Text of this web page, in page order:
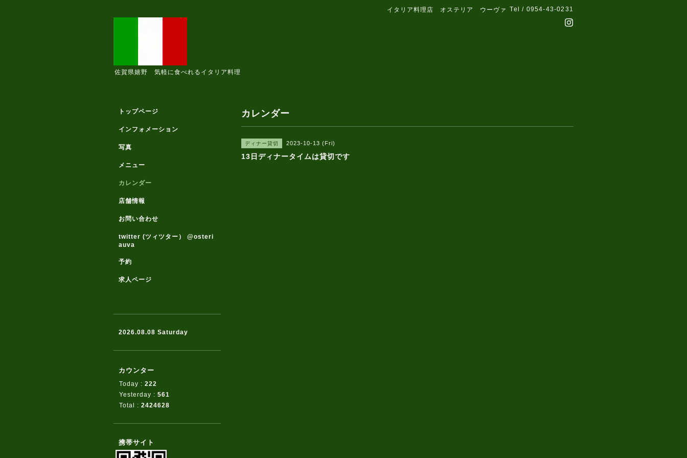
イタリア料理店 オステリア ウーヴァ Tel / 0954-43-0231
佐賀県嬉野 気軽に食べれるイタリア料理
カレンダー
ディナー貸切 2023-10-13 (Fri)
13日ディナータイムは貸切です
トップページ
インフォメーション
写真
メニュー
カレンダー
店舗情報
お問い合わせ
twitter (ツィツター） @osteri
auva
予約
求人ページ
2026.08.08 Saturday
カウンター
Today : 222
Yesterday : 561
Total : 2424628
携帯サイト